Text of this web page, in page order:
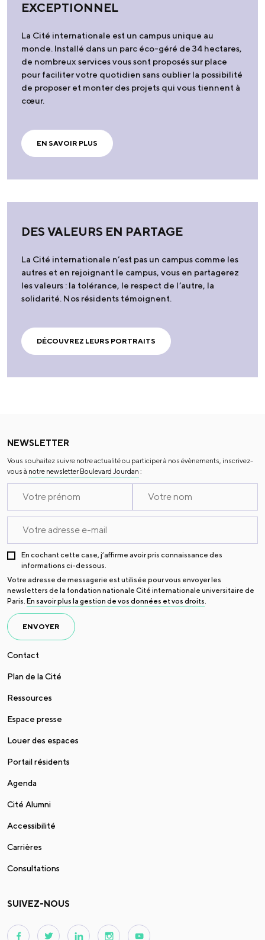
EXCEPTIONNEL
La Cité internationale est un campus unique au
monde. Installé dans un parc éco-géré de 34 hectares,
de nombreux services vous sont proposés sur place
pour faciliter votre quotidien sans oublier la possibilité
de proposer et monter des projets qui vous tiennent à
cœur.
EN SAVOIR PLUS
DES VALEURS EN PARTAGE
La Cité internationale n’est pas un campus comme les
autres et en rejoignant le campus, vous en partagerez
les valeurs : la tolérance, le respect de l’autre, la
solidarité. Nos résidents témoignent.
DÉCOUVREZ LEURS PORTRAITS
NEWSLETTER
Vous souhaitez suivre notre actualité ou participer à nos évènements, inscrivez-
vous à notre newsletter Boulevard Jourdan :
En cochant cette case, j’affirme avoir pris connaissance des
informations ci-dessous.
Votre adresse de messagerie est utilisée pour vous envoyer les
newsletters de la fondation nationale Cité internationale universitaire de
Paris. En savoir plus la gestion de vos données et vos droits
ENVOYER
Contact
Plan de la Cité
Ressources
Espace presse
Louer des espaces
Portail résidents
Agenda
Cité Alumni
Accessibilité
Carrières
Consultations
SUIVEZ-NOUS